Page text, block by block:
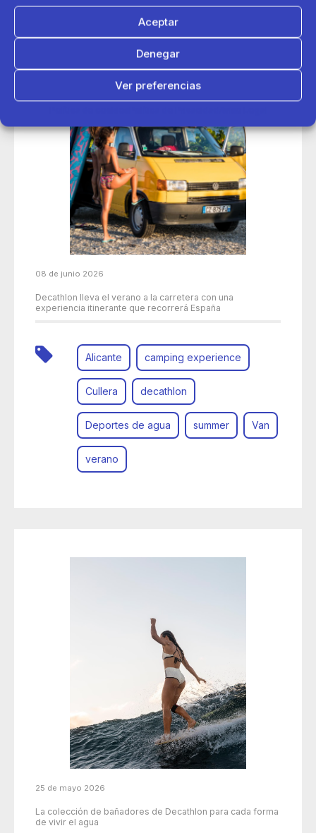
Aceptar
Denegar
Ver preferencias
08 de junio 2026
Decathlon lleva el verano a la carretera con una
experiencia itinerante que recorrerá España
Alicante camping experience
Cullera decathlon
Deportes de agua summer Van
verano
25 de mayo 2026
La colección de bañadores de Decathlon para cada forma
de vivir el agua